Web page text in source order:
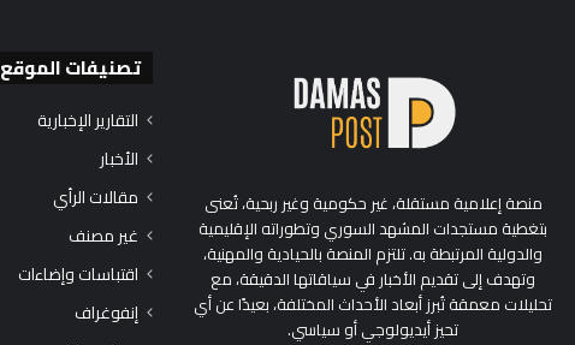
منصة إعلامية مستقلة، غير حكومية وغير ربحية، تُعنى
بتغطية مستجدات المشهد السوري وتطوراته الإقليمية
والدولية المرتبطة به. تلتزم المنصة بالحيادية والمهنية،
وتهدف إلى تقديم الأخبار في سياقاتها الدقيقة، مع
تحليلات معمقة تُبرز أبعاد الأحداث المختلفة، بعيدًا عن أي
تحيز أيديولوجي أو سياسي.
تصنيفات الموقع
التقارير الإخبارية
الأخبار
مقالات الرأي
غير مصنف
اقتباسات وإضاءات
إنفوغراف